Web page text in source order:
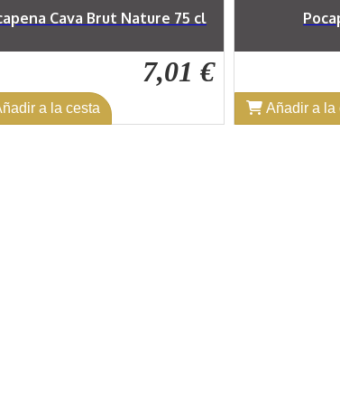
Pocapena Rosado
6,36 €
Añadir a la cesta
Sot
Añadir a